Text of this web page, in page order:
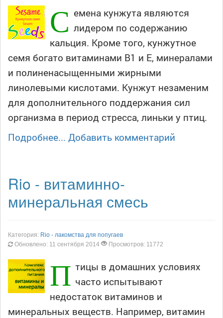
С емена кунжута являются
лидером по содержанию
кальция. Кроме того, кунжутное
семя богато витаминами B1 и E, минералами
и полиненасыщенными жирными
линолевыми кислотами. Кунжут незаменим
для дополнительного поддержания сил
организма в период стресса, линьки у птиц.
Подробнее... Добавить комментарий
Rio - витаминно-
минеральная смесь
Категория: Rio - лакомства для попугаев
Обновлено: 11 сентября 2014
Просмотров: 11772
П тицы в домашних условиях
часто испытывают
недостаток витаминов и
минеральных веществ. Например, витамин